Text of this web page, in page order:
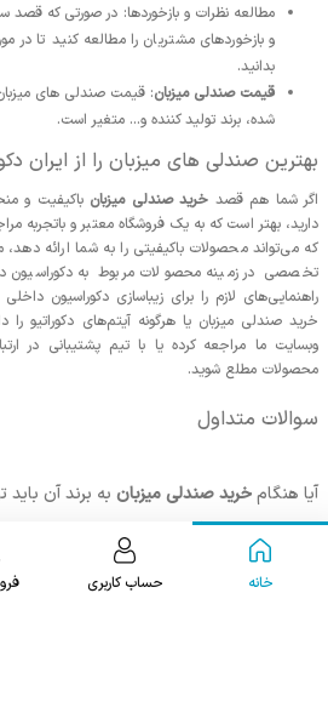
مطالعه نظرات و بازخوردها: در صورتی که قصد
و بازخوردهای مشتریان را مطالعه کنید تا در
بدانید.
قیمت صندلی میزبان: قیمت صندلی های میزبان
شده، برند تولید کننده و... متغیر است.
بهترین صندلی‌ های میزبان را از ایران
اگر شما هم قصد خرید صندلی میزبان باکیفیت و
دارید، بهتر است که به یک فروشگاه معتبر و باتجربه
که می‌تواند محصولات باکیفیتی را به شما ارائه
تخصصی در زمینه محصولات مربوط به
راهنمایی‌های لازم را برای زیباسازی دکوراسیون
خرید صندلی میزبان یا هرگونه آیتم‌های دکوراتیو
وبسایت ما مراجعه کرده یا با تیم پشتیبانی در
محصولات مطلع شوید.
سوالات متداول
آیا هنگامخرید صندلی میزبان به برند آن باید
در صورتی که هنگام خرید صندلی میزبان به
می‌توانید خرید بهتری داشته باشید. البته
برندها قیمت بیشتری را برای محصولات خود در
خانه حساب کاربری